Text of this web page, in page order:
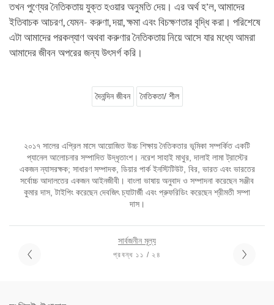
তখন পুণ্যের নৈতিকতায় যুক্ত হওয়ার অনুমতি দেয়। এর অর্থ হ’ল, আমাদের
ইতিবাচক আচরণ, যেমন- করুণা, দয়া, ক্ষমা এবং বিচক্ষণতার বৃদ্ধি করা। পরিশেষে
এটা আমাদের পরকল্যাণ অথবা করুণার নৈতিকতায় নিয়ে আসে যার মধ্যে আমরা
আমাদের জীবন অপরের জন্য উৎসর্গ করি।
দৈনন্দিন জীবন নৈতিকতা/ শীল
২০১৭ সালের এপ্রিল মাসে আয়োজিত উচ্চ শিক্ষায় নৈতিকতার ভূমিকা সম্পর্কিত একটি
প্যানেল আলোচনার সম্পাদিত উদ্ধৃতাংশ। নরেশ সাহাই মাথুর, দালাই লামা ট্রাস্টের
একজন ন্যাসরক্ষক; সাধারণ সম্পাদক, ডিয়ার পার্ক ইনস্টিটিউট, বির, ভারত এবং ভারতের
সর্বোচ্চ আদালতের একজন আইনজীবী। বাংলা ভাষায় অনুবাদ ও সম্পাদনা করেছেন সঞ্জীব
কুমার দাস, টাইপিং করেছেন দেবজিৎ চ্যাটার্জী এবং প্রুফরিডিং করেছেন শ্রীমতী সম্পা
দাস।
সার্বজনীন মূল্য
প্রবন্ধ ১১ / ২৪